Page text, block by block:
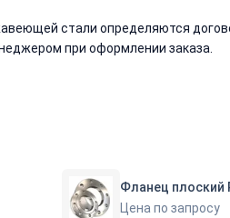
стали определяются
при оформлении заказа.
Цена по запросу